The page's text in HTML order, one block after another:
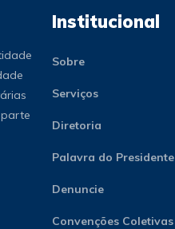
Institucional
Sobre
Serviços
Diretoria
Palavra do Presidente
Denuncie
Convenções Coletivas